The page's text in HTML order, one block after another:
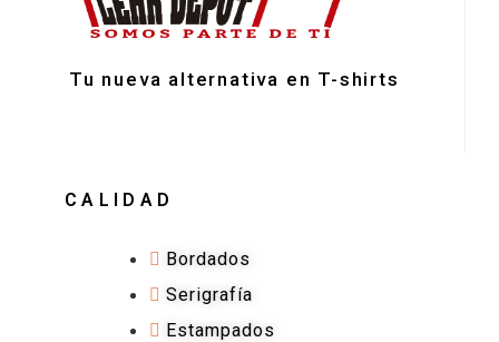
Tu nueva alternativa en T-shirts
CALIDAD
Bordados
Serigrafía
Estampados